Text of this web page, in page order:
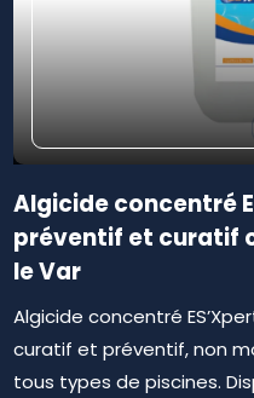
Algicide concentré
préventif et curatif
le Var
Algicide concentré
curatif et préventif, non
tous types de piscines.